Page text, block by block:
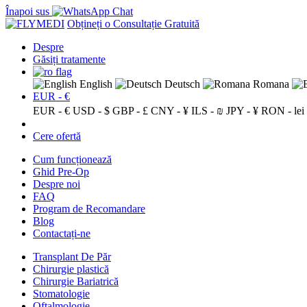
Înapoi sus
Obțineți o Consultație Gratuită
Despre
Găsiți tratamente
English Deutsch
Romana
EUR - €
EUR - € USD - $ GBP - £ CNY - ¥ ILS - ₪ JPY - ¥ RON - lei
Cere ofertă
Cum funcționează
Ghid Pre-Op
Despre noi
FAQ
Program de Recomandare
Blog
Contactați-ne
Transplant De Păr
Chirurgie plastică
Chirurgie Bariatrică
Stomatologie